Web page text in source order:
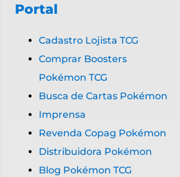
Portal
Cadastro Lojista TCG
Comprar Boosters
Pokémon TCG
Busca de Cartas Pokémon
Imprensa
Revenda Copag Pokémon
Distribuidora Pokémon
Blog Pokémon TCG